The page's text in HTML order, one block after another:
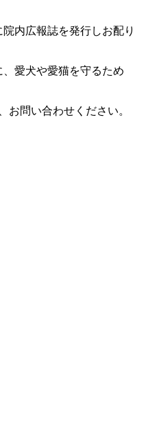
内広報誌を発行しお配り
、愛犬や愛猫を守るため
お問い合わせください。